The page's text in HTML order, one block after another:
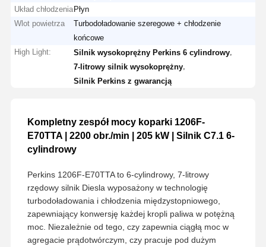
Układ chłodzenia Płyn
Wlot powietrza
Turbodoładowanie szeregowe + chłodzenie
końcowe
High Light:
Silnik wysokoprężny Perkins 6 cylindrowy
7-litrowy silnik wysokoprężny
Silnik Perkins z gwarancją
Kompletny zespół mocy koparki 1206F-
E70TTA | 2200 obr./min | 205 kW | Silnik C7.1 6-
cylindrowy
Perkins 1206F-E70TTA to 6-cylindrowy, 7-litrowy
rzędowy silnik Diesla wyposażony w technologię
turbodoładowania i chłodzenia międzystopniowego,
zapewniający konwersję każdej kropli paliwa w potężną
moc. Niezależnie od tego, czy zapewnia ciągłą moc w
agregacie prądotwórczym, czy pracuje pod dużym